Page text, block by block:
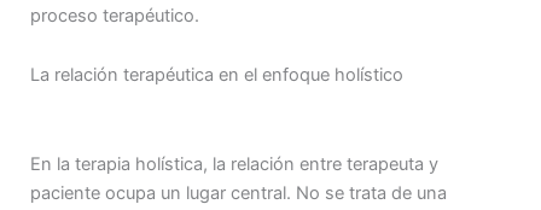
proceso terapéutico.
La relación terapéutica en el enfoque holístico
En la terapia holística, la relación entre terapeuta y
paciente ocupa un lugar central. No se trata de una